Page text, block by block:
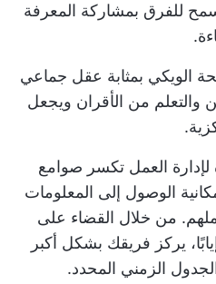
للفرق بمشاركة المعرفة
الويكي بمثابة عقل جماعي
من الأقران ويجعل
لإدارة العمل تكسر صوامع
الوصول إلى المعلومات
من خلال القضاء على
يركز فريقك بشكل أكبر
الزمني المحدد.